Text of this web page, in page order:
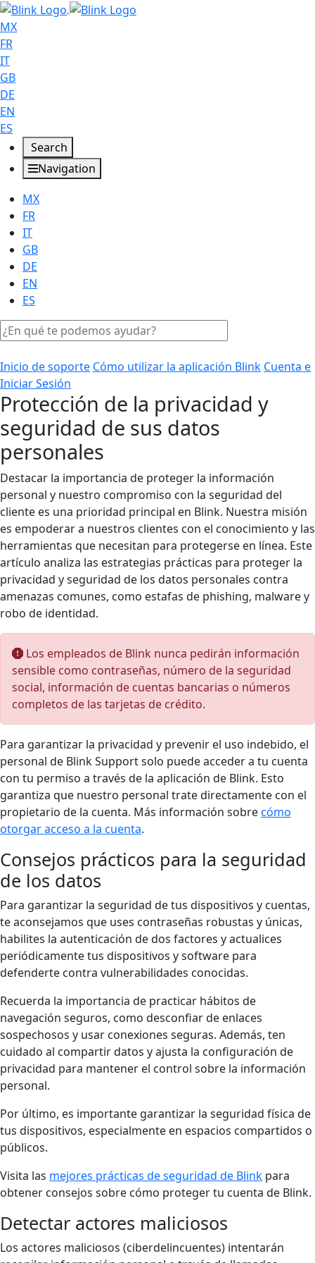
MX
FR
IT
GB
DE
EN
ES
Search
Navigation
MX
FR
IT
GB
DE
EN
ES
Inicio de soporte Cómo utilizar la aplicación Blink Cuenta e
Iniciar Sesión
Protección de la privacidad y
seguridad de sus datos
personales
Destacar la importancia de proteger la información
personal y nuestro compromiso con la seguridad del
cliente es una prioridad principal en Blink. Nuestra misión
es empoderar a nuestros clientes con el conocimiento y las
herramientas que necesitan para protegerse en línea. Este
artículo analiza las estrategias prácticas para proteger la
privacidad y seguridad de los datos personales contra
amenazas comunes, como estafas de phishing, malware y
robo de identidad.
Los empleados de Blink nunca pedirán información
sensible como contraseñas, número de la seguridad
social, información de cuentas bancarias o números
completos de las tarjetas de crédito.
Para garantizar la privacidad y prevenir el uso indebido, el
personal de Blink Support solo puede acceder a tu cuenta
con tu permiso a través de la aplicación de Blink. Esto
garantiza que nuestro personal trate directamente con el
propietario de la cuenta. Más información sobrecómo
otorgar acceso a la cuenta.
Consejos prácticos para la seguridad
de los datos
Para garantizar la seguridad de tus dispositivos y cuentas,
te aconsejamos que uses contraseñas robustas y únicas,
habilites la autenticación de dos factores y actualices
periódicamente tus dispositivos y software para
defenderte contra vulnerabilidades conocidas.
Recuerda la importancia de practicar hábitos de
navegación seguros, como desconfiar de enlaces
sospechosos y usar conexiones seguras. Además, ten
cuidado al compartir datos y ajusta la configuración de
privacidad para mantener el control sobre la información
personal.
Por último, es importante garantizar la seguridad física de
tus dispositivos, especialmente en espacios compartidos o
públicos.
Visita las mejores prácticas de seguridad de Blink para
obtener consejos sobre cómo proteger tu cuenta de Blink.
Detectar actores maliciosos
Los actores maliciosos (ciberdelincuentes) intentarán